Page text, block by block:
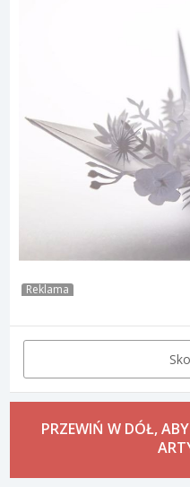
Reklama
PRZEWIŃ W DÓŁ,